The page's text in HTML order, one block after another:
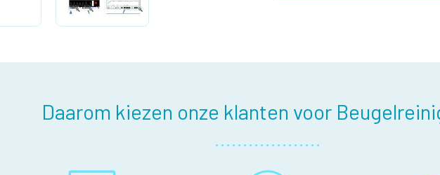
Daarom kiezen onze klanten voor